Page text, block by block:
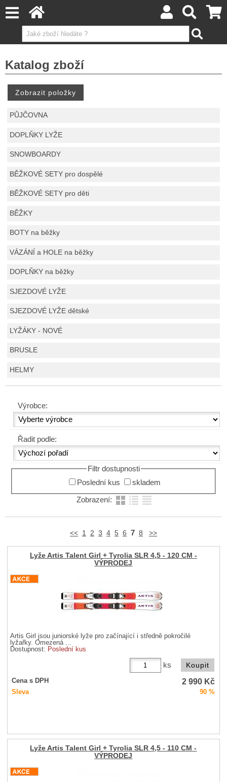
Katalog zboží
PŮJČOVNA
DOPLŇKY LYŽE
SNOWBOARDY
BĚŽKOVÉ SETY pro dospělé
BĚŽKOVÉ SETY pro děti
BĚŽKY
BOTY na běžky
VÁZÁNÍ a HOLE na běžky
DOPLŇKY na běžky
SJEZDOVÉ LYŽE
SJEZDOVÉ LYŽE dětské
LYŽÁKY - NOVÉ
BRUSLE
HELMY
Výrobce:
Řadit podle:
Filtr dostupnosti
Poslední kus
skladem
Zobrazení:
<< 1 2 3 4 5 6 7 8 >>
Lyže Artis Talent Girl + Tyrolia SLR 4,5 - 120 CM -
VÝPRODEJ
Artis Girl jsou juniorské lyže pro začínající i středně pokročilé
lyžařky. Omezená ...
Dostupnost: Poslední kus
ks
Cena s DPH 2 990 Kč
Sleva 90 %
Lyže Artis Talent Girl + Tyrolia SLR 4,5 - 110 CM -
VÝPRODEJ